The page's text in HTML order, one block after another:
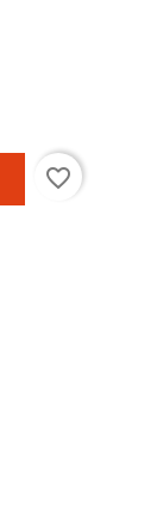
favorite_border